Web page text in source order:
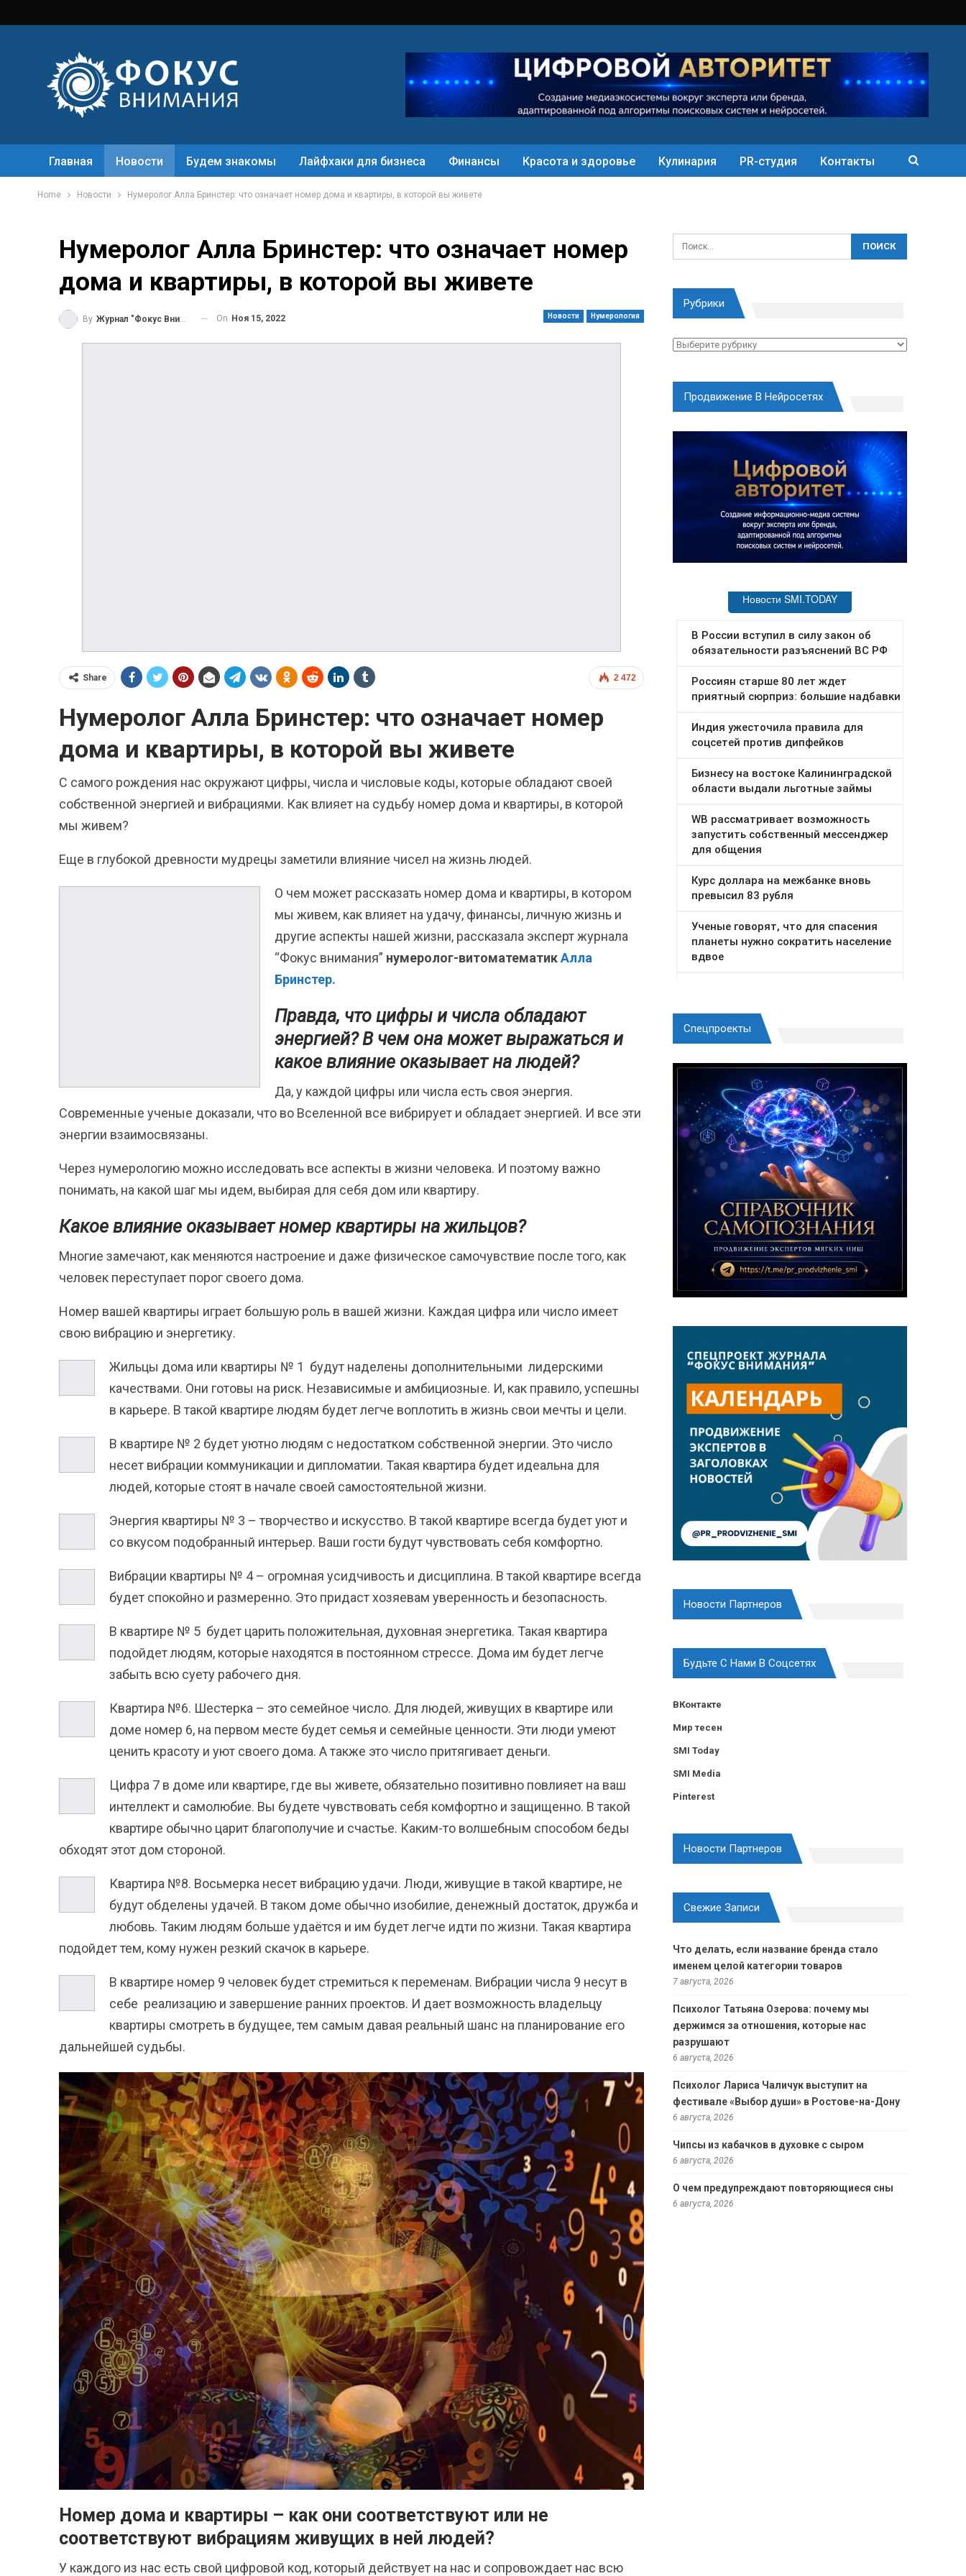
Главная Новости Будем знакомы Лайфхаки для бизнеса Финансы Красота и здоровье Кулинария PR-студия Контакты
Home Новости Нумеролог Алла Бринстер: что означает номер дома и квартиры, в которой вы живете
Нумеролог Алла Бринстер: что означает номер
дома и квартиры, в которой вы живете
Новости Нумерология
By Журнал "Фокус Внимания" On Ноя 15, 2022
2 472
Share
Нумеролог Алла Бринстер: что означает номер
дома и квартиры, в которой вы живете
С самого рождения нас окружают цифры, числа и числовые коды, которые обладают своей
собственной энергией и вибрациями. Как влияет на судьбу номер дома и квартиры, в которой
мы живем?
Еще в глубокой древности мудрецы заметили влияние чисел на жизнь людей.
О чем может рассказать номер дома и квартиры, в котором
мы живем, как влияет на удачу, финансы, личную жизнь и
другие аспекты нашей жизни, рассказала эксперт журнала
“Фокус внимания” нумеролог-витоматематикАлла
Бринстер.
Правда, что цифры и числа обладают
энергией? В чем она может выражаться и
какое влияние оказывает на людей?
Да, у каждой цифры или числа есть своя энергия.
Современные ученые доказали, что во Вселенной все вибрирует и обладает энергией. И все эти
энергии взаимосвязаны.
Через нумерологию можно исследовать все аспекты в жизни человека. И поэтому важно
понимать, на какой шаг мы идем, выбирая для себя дом или квартиру.
Какое влияние оказывает номер квартиры на жильцов?
Многие замечают, как меняются настроение и даже физическое самочувствие после того, как
человек переступает порог своего дома.
Номер вашей квартиры играет большую роль в вашей жизни. Каждая цифра или число имеет
свою вибрацию и энергетику.
Жильцы дома или квартиры № 1 будут наделены дополнительными лидерскими
качествами. Они готовы на риск. Независимые и амбициозные. И, как правило, успешны
в карьере. В такой квартире людям будет легче воплотить в жизнь свои мечты и цели.
В квартире № 2 будет уютно людям с недостатком собственной энергии. Это число
несет вибрации коммуникации и дипломатии. Такая квартира будет идеальна для
людей, которые стоят в начале своей самостоятельной жизни.
Энергия квартиры № 3 – творчество и искусство. В такой квартире всегда будет уют и
со вкусом подобранный интерьер. Ваши гости будут чувствовать себя комфортно.
Вибрации квартиры № 4– огромная усидчивость и дисциплина. В такой квартире всегда
будет спокойно и размеренно. Это придаст хозяевам уверенность и безопасность.
В квартире № 5 будет царить положительная, духовная энергетика. Такая квартира
подойдет людям, которые находятся в постоянном стрессе. Дома им будет легче
забыть всю суету рабочего дня.
Квартира №6. Шестерка – это семейное число. Для людей, живущих в квартире или
доме номер 6, на первом месте будет семья и семейные ценности. Эти люди умеют
ценить красоту и уют своего дома. А также это число притягивает деньги.
Цифра 7 в доме или квартире, где вы живете, обязательно позитивно повлияет на ваш
интеллект и самолюбие. Вы будете чувствовать себя комфортно и защищенно. В такой
квартире обычно царит благополучие и счастье. Каким-то волшебным способом беды
обходят этот дом стороной.
Квартира №8. Восьмерка несет вибрацию удачи. Люди, живущие в такой квартире, не
будут обделены удачей. В таком доме обычно изобилие, денежный достаток, дружба и
любовь. Таким людям больше удаётся и им будет легче идти по жизни. Такая квартира
подойдет тем, кому нужен резкий скачок в карьере.
В квартире номер 9 человек будет стремиться к переменам. Вибрации числа 9 несут в
себе реализацию и завершение ранних проектов. И дает возможность владельцу
квартиры смотреть в будущее, тем самым давая реальный шанс на планирование его
дальнейшей судьбы.
Номер дома и квартиры – как они соответствуют или не
соответствуют вибрациям живущих в ней людей?
У каждого из нас есть свой цифровой код, который действует на нас и сопровождает нас всю
Рубрики
Рубрики
Продвижение В Нейросетях
Спецпроекты
Новости Партнеров
Будьте С Нами В Соцсетях
ВКонтакте
Мир тесен
SMI Today
SMI Media
Pinterest
Новости Партнеров
Свежие Записи
Что делать, если название бренда стало
именем целой категории товаров
7 августа, 2026
Психолог Татьяна Озерова: почему мы
держимся за отношения, которые нас
разрушают
6 августа, 2026
Психолог Лариса Чаличук выступит на
фестивале «Выбор души» в Ростове-на-Дону
6 августа, 2026
Чипсы из кабачков в духовке с сыром
6 августа, 2026
О чем предупреждают повторяющиеся сны
6 августа, 2026